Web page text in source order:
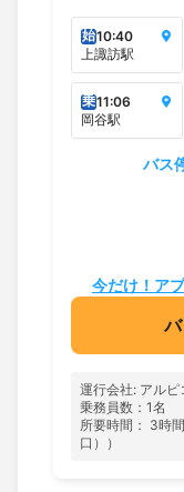
始10:40
上諏訪駅
乗11:06
岡谷駅
バス
今だけ！ア
運行会社: アルピ
乗務員数：1名
所要時間： 3時
口））